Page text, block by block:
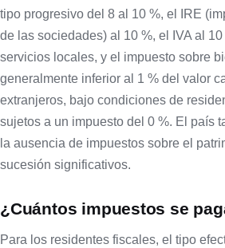
tipo progresivo del 8 al 10 %, el IRE
de las sociedades) al 10 %, el IVA al
servicios locales, y el impuesto sobre
generalmente inferior al 1 % del valor
extranjeros, bajo condiciones de
sujetos a un impuesto del 0 %. El país
la ausencia de impuestos sobre el
sucesión significativos.
¿Cuántos impuestos se
Para los residentes fiscales, el tipo